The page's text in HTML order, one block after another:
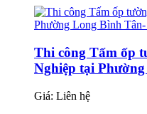
Thi công Tấm ốp
Nghiệp tại
Giá: Liên hệ